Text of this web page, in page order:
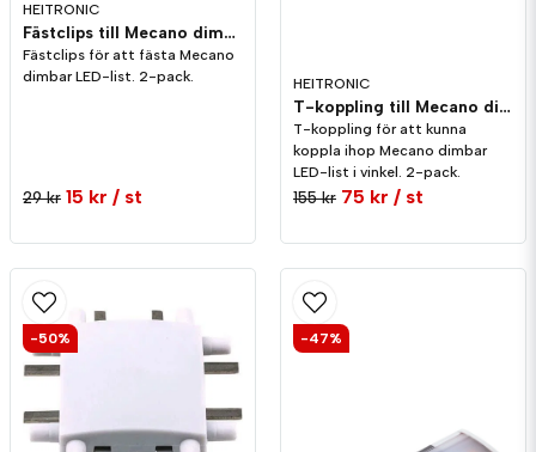
HEITRONIC
Fästclips till Mecano dimbar LED-list
Fästclips för att fästa Mecano
dimbar LED-list. 2-pack.
29 kr 15 kr / st
HEITRONIC
T-koppling till Mecano dimbar LED-list
T-koppling för att kunna
koppla ihop Mecano dimbar
LED-list i vinkel. 2-pack.
155 kr 75 kr / st
-50% -47%